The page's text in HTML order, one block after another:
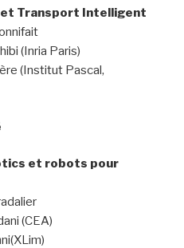
Transport Intelligent
(Inria Paris)
(Institut Pascal,
et robots pour
(CEA)